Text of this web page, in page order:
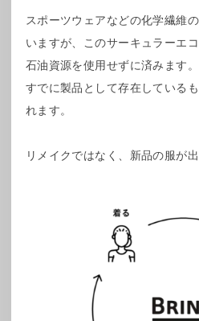
スポーツウェアなどの化学繊維
いますが、このサーキュラーエ
石油資源を使用せずに済みます。
すでに製品として存在している
れます。
リメイクではなく、新品の服が